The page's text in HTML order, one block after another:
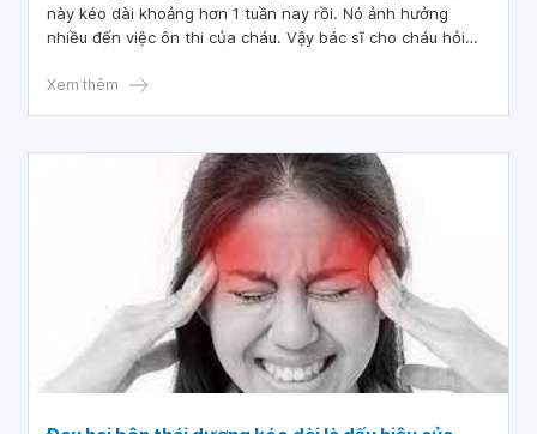
này kéo dài khoảng hơn 1 tuần nay rồi. Nó ảnh hưởng
nhiều đến việc ôn thi của cháu. Vậy bác sĩ cho cháu hỏi
sĩ.
Xem thêm